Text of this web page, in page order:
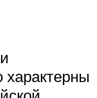
характерны